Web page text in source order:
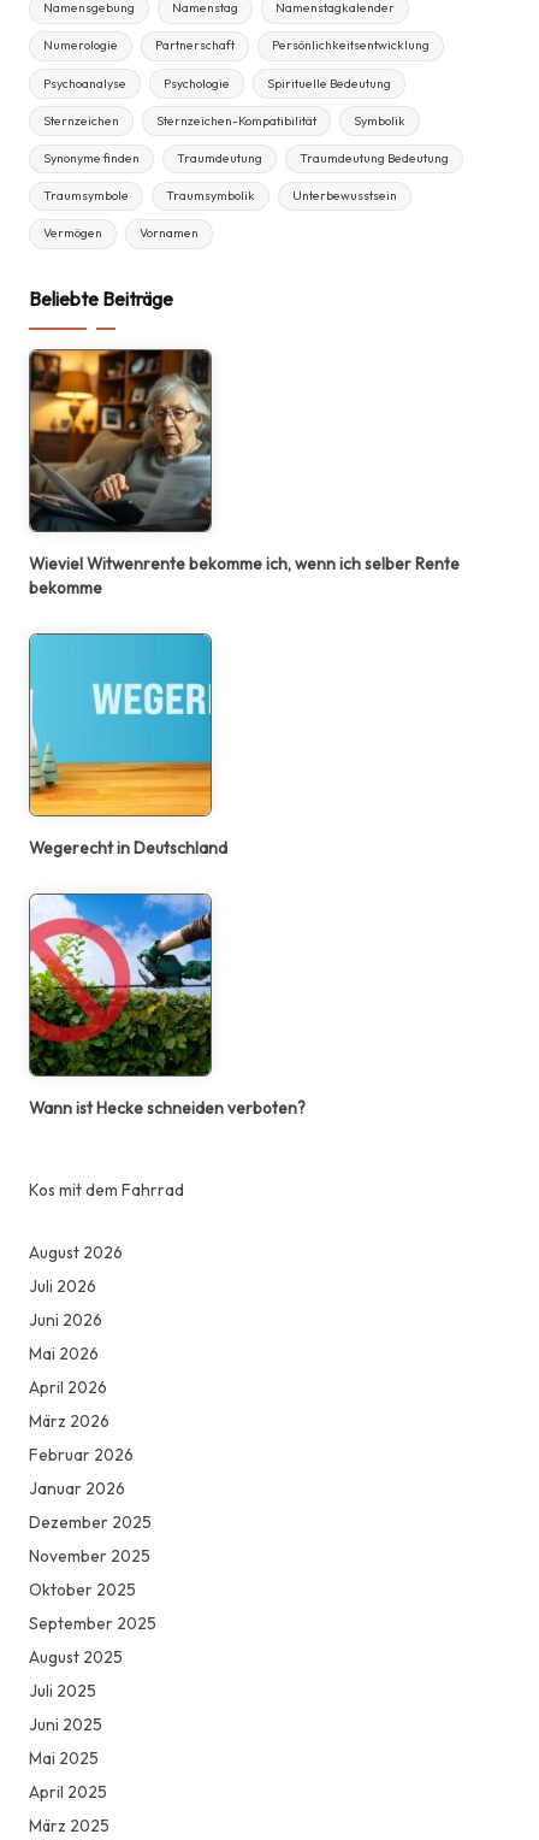
Namensgebung Namenstag Namenstagkalender
Numerologie Partnerschaft Persönlichkeitsentwicklung
Psychoanalyse Psychologie Spirituelle Bedeutung
Sternzeichen Sternzeichen-Kompatibilität Symbolik
Synonyme finden Traumdeutung Traumdeutung Bedeutung
Traumsymbole Traumsymbolik Unterbewusstsein
Vermögen Vornamen
Beliebte Beiträge
Wieviel Witwenrente bekomme ich, wenn ich selber Rente
bekomme
Wegerecht in Deutschland
Wann ist Hecke schneiden verboten?
Kos mit dem Fahrrad
August 2026
Juli 2026
Juni 2026
Mai 2026
April 2026
März 2026
Februar 2026
Januar 2026
Dezember 2025
November 2025
Oktober 2025
September 2025
August 2025
Juli 2025
Juni 2025
Mai 2025
April 2025
März 2025